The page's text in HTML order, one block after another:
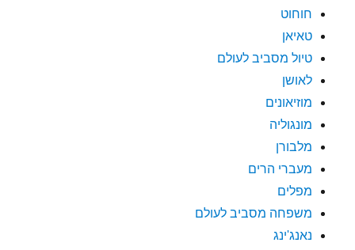
חוחוט
טאיאן
טיול מסביב לעולם
לאושן
מוזיאונים
מונגוליה
מלבורן
מעברי הרים
מפלים
משפחה מסביב לעולם
נאנג'ינג